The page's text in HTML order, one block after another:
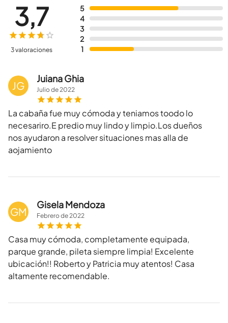
5
4
3
2
1
3,7
3 valoraciones
JG
Juiana Ghia
Juliode2022
La cabaña fue muy cómoda y teniamos toodo lo
necesariro.E predio muy lindo y limpio.Los dueños
nos ayudaron a resolver situaciones mas alla de
aojamiento
GM
Gisela Mendoza
Febrerode2022
Casa muy cómoda, completamente equipada,
parque grande, pileta siempre limpia! Excelente
ubicación!! Roberto y Patricia muy atentos! Casa
altamente recomendable.